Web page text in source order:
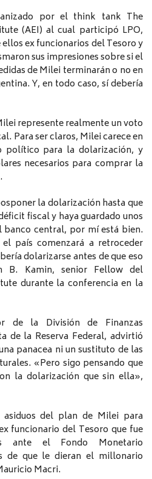
por el think tank The
(AEI) al cual participó LPO,
ex funcionarios del Tesoro y
sus impresiones sobre si el
de Milei terminarán o no en
Y, en todo caso, sí debería
represente realmente un voto
Para ser claros, Milei carece en
político para la dolarización, y
necesarios para comprar la
la dolarización hasta que
fiscal y haya guardado unos
banco central, por mí está bien.
país comenzará a retroceder
dolarizarse antes de que eso
B. Kamin, senior Fellow del
durante la conferencia en la
de la División de Finanzas
de la Reserva Federal, advirtió
panacea ni un sustituto de las
«Pero sigo pensando que
la dolarización que sin ella»,
del plan de Milei para
funcionario del Tesoro que fue
ante el Fondo Monetario
de que le dieran el millonario
Macri.